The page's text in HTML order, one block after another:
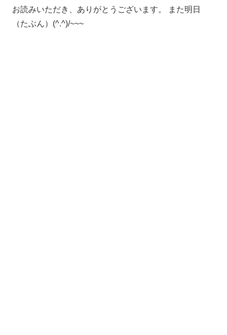
お読みいただき、ありがとうございます。 また明日
（たぶん）(^.^)/~~~